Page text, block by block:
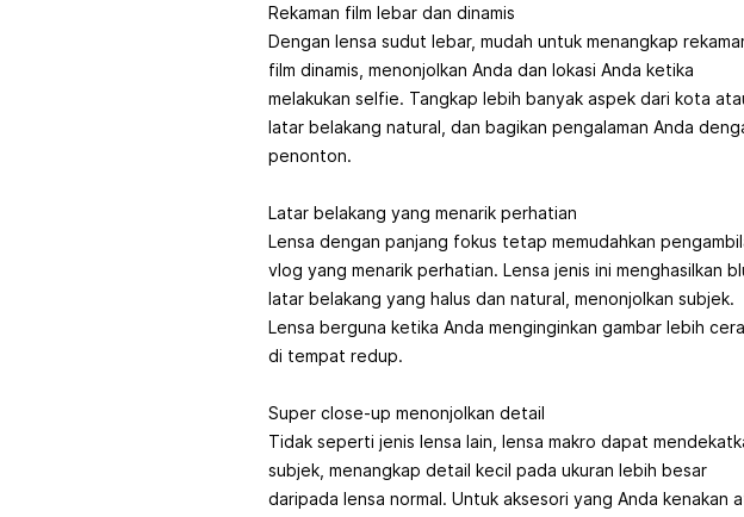
Rekaman film lebar dan dinamis
Dengan lensa sudut lebar, mudah untuk menangkap
film dinamis, menonjolkan Anda dan lokasi Anda ketika
melakukan selfie. Tangkap lebih banyak aspek dari kota
latar belakang natural, dan bagikan pengalaman Anda
penonton.
Latar belakang yang menarik perhatian
Lensa dengan panjang fokus tetap memudahkan
vlog yang menarik perhatian. Lensa jenis ini menghasilkan
latar belakang yang halus dan natural, menonjolkan subjek.
Lensa berguna ketika Anda menginginkan gambar lebih
di tempat redup.
Super close-up menonjolkan detail
Tidak seperti jenis lensa lain, lensa makro dapat
subjek, menangkap detail kecil pada ukuran lebih besar
daripada lensa normal. Untuk aksesori yang Anda kenakan